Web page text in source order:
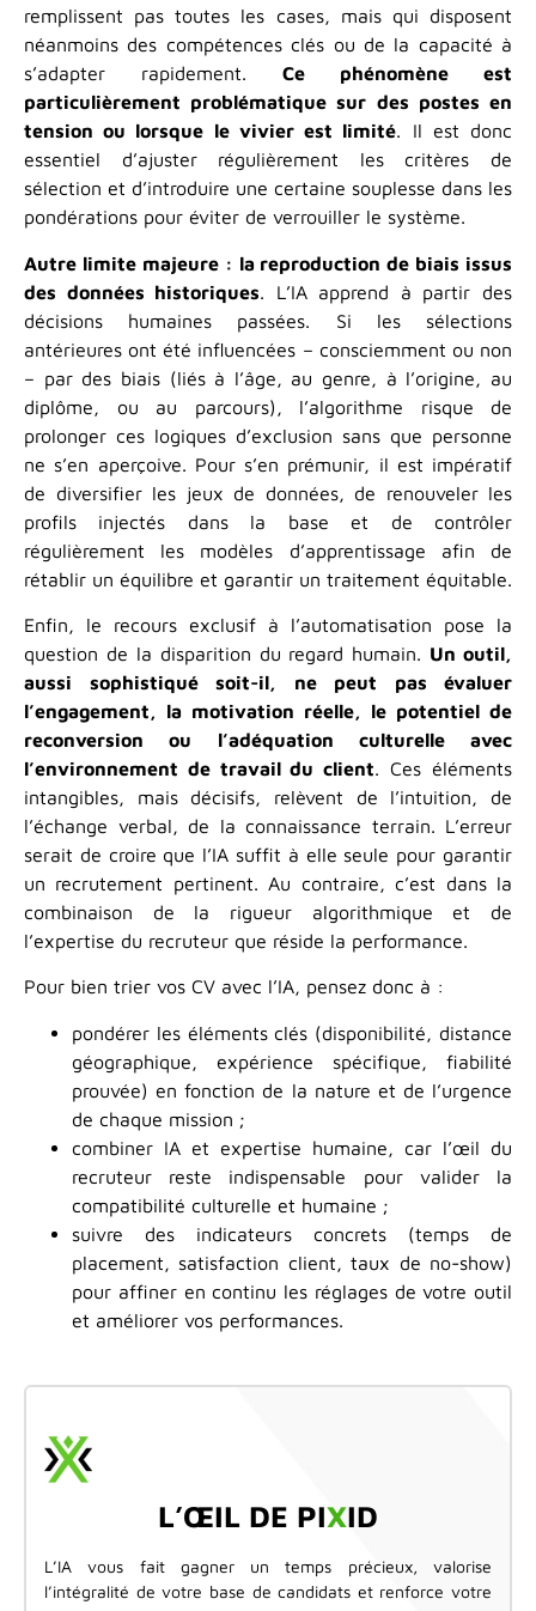
remplissent pas toutes les cases, mais qui disposent
néanmoins des compétences clés ou de la capacité à
s’adapter rapidement. Ce phénomène est
particulièrement problématique sur des postes en
tension ou lorsque le vivier est limité. Il est donc
essentiel d’ajuster régulièrement les critères de
sélection et d’introduire une certaine souplesse dans les
pondérations pour éviter de verrouiller le système.
Autre limite majeure : la reproduction de biais issus
des données historiques . L’IA apprend à partir des
décisions humaines passées. Si les sélections
antérieures ont été influencées – consciemment ou non
– par des biais (liés à l’âge, au genre, à l’origine, au
diplôme, ou au parcours), l’algorithme risque de
prolonger ces logiques d’exclusion sans que personne
ne s’en aperçoive. Pour s’en prémunir, il est impératif
de diversifier les jeux de données, de renouveler les
profils injectés dans la base et de contrôler
régulièrement les modèles d’apprentissage afin de
rétablir un équilibre et garantir un traitement équitable.
Enfin, le recours exclusif à l’automatisation pose la
question de la disparition du regard humain. Un outil,
aussi sophistiqué soit-il, ne peut pas évaluer
l’engagement, la motivation réelle, le potentiel de
reconversion ou l’adéquation culturelle avec
l’environnement de travail du client. Ces éléments
intangibles, mais décisifs, relèvent de l’intuition, de
l’échange verbal, de la connaissance terrain. L’erreur
serait de croire que l’IA suffit à elle seule pour garantir
un recrutement pertinent. Au contraire, c’est dans la
combinaison de la rigueur algorithmique et de
l’expertise du recruteur que réside la performance.
Pour bien trier vos CV avec l’IA, pensez donc à :
pondérer les éléments clés (disponibilité, distance
géographique, expérience spécifique, fiabilité
prouvée) en fonction de la nature et de l’urgence
de chaque mission ;
combiner IA et expertise humaine, car l’œil du
recruteur reste indispensable pour valider la
compatibilité culturelle et humaine ;
suivre des indicateurs concrets (temps de
placement, satisfaction client, taux de no-show)
pour affiner en continu les réglages de votre outil
et améliorer vos performances.
L’ŒIL DE PIXID
L’IA vous fait gagner un temps précieux, valorise
l’intégralité de votre base de candidats et renforce votre